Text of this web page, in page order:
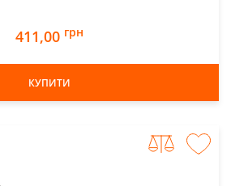
411,00 грн
КУПИТИ